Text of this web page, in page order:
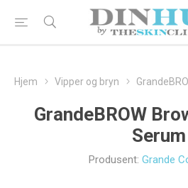
Hjem Vipper og bryn
GrandeBROW
Serum
Produsent: Grande